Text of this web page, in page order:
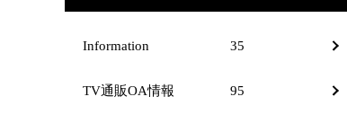
Information 35
TV通販OA情報 95